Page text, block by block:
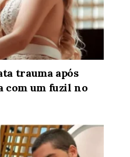
trauma após
com um fuzil no